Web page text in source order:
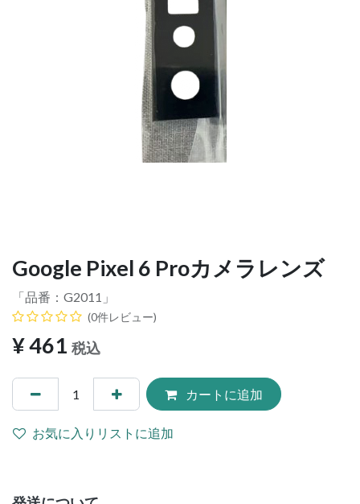
Google Pixel 6 Proカメラレンズ
「品番： G2011 」
(0件レビュー)
¥461 税込
カートに追加
お気に入りリストに追加